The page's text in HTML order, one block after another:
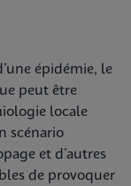
épidémie, le
peut être
locale
scénario
et d’autres
de provoquer